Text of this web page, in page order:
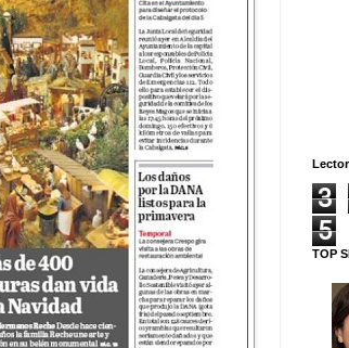
3
5
TOP